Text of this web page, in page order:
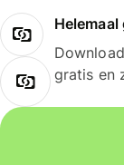
gratis en